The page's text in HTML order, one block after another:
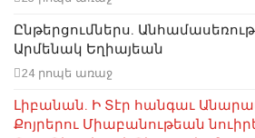
Ընթերցումներս.
Արմենակ Եղիայեան
24 րոպե առաջ
Լիբանան. Ի Տէր հանգաւ
Քոյրերու Միաբանութեան